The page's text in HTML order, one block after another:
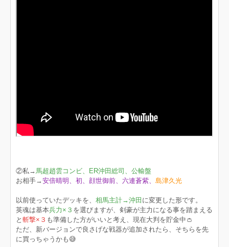
②私→馬超趙雲コンビ、ER沖田総司、公輸盤
お相手→安倍晴明、初、顔世御前、六連蒼紫、 島津久光
以前使っていたデッキを、 相馬主計→沖田 に変更した形です。
英魂は基本兵力×３ を選びますが、剣豪が主力になる事を踏まえる
と 斬撃×３ も準備した方がいいと考え、現在大判を貯金中👛
ただ、新バージョンで良さげな戦器が追加されたら、そちらを先
に買っちゃうかも😅